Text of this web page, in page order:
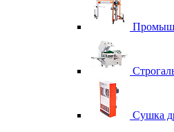
Сушка